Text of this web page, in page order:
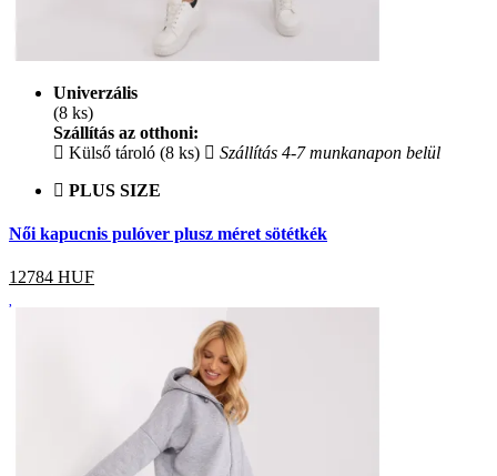
Univerzális
(8 ks)
Szállítás az otthoni:
Külső tároló (8 ks)
Szállítás 4-7 munkanapon belül
PLUS SIZE
Női kapucnis pulóver plusz méret sötétkék
12784 HUF